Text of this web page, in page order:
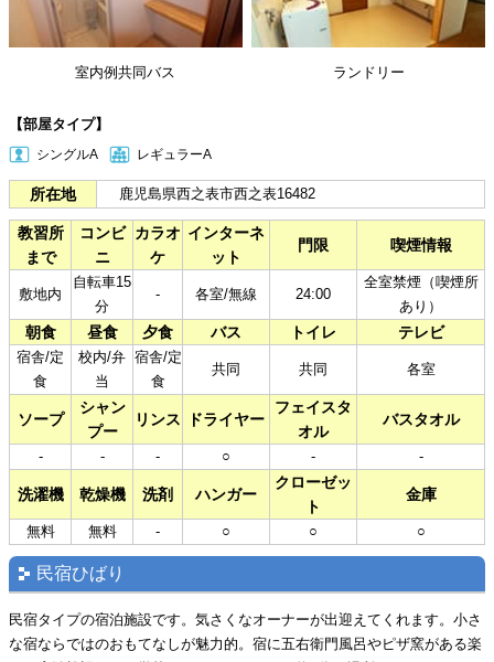
室内例共同バス ランドリー
【部屋タイプ】
シングルA
レギュラーA
所在地 鹿児島県西之表市西之表16482
教習所
まで
コンビ
ニ
カラオ
ケ
インターネ
ット
門限 喫煙情報
敷地内
自転車15
分
- 各室/無線 24:00
全室禁煙（喫煙所
あり）
朝食 昼食 夕食 バス トイレ テレビ
宿舎/定
食
校内/弁
当
宿舎/定
食
共同 共同 各室
ソープ
シャン
プー
リンス ドライヤー
フェイスタ
オル
バスタオル
- - - ○ - -
洗濯機 乾燥機 洗剤 ハンガー
クローゼッ
ト
金庫
無料 無料 - ○ ○ ○
民宿ひばり
民宿タイプの宿泊施設です。気さくなオーナーが出迎えてくれます。小さ
な宿ならではのおもてなしが魅力的。宿に五右衛門風呂やピザ窯がある楽